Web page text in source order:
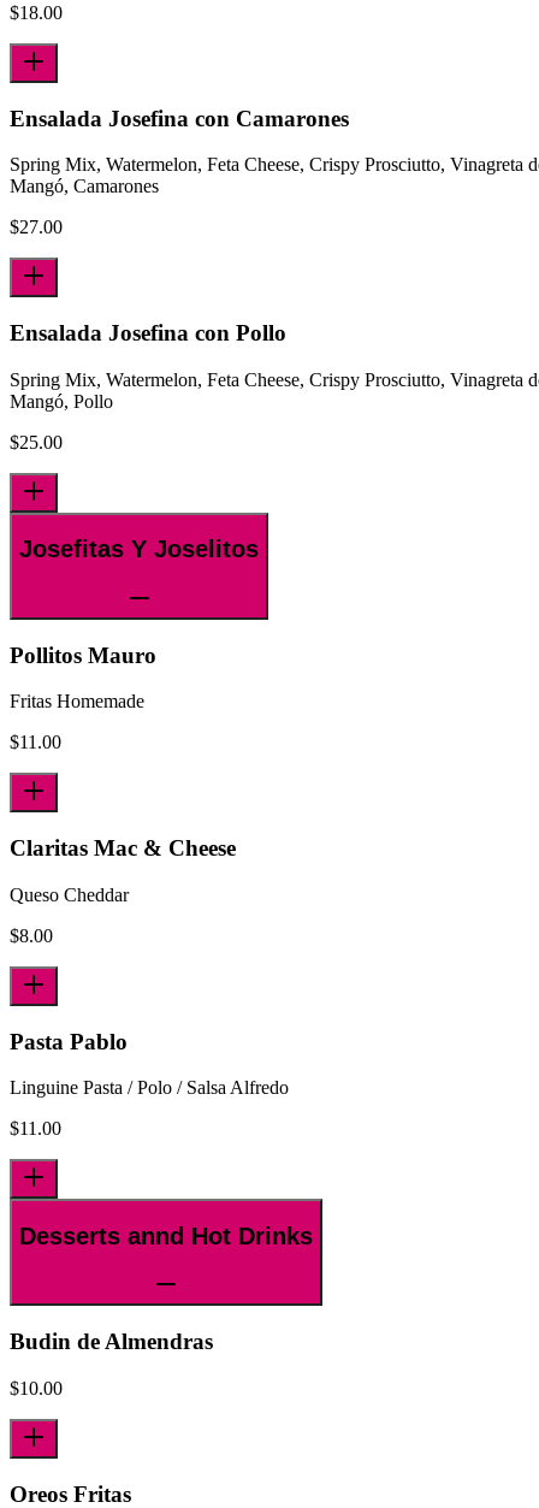
$18.00
Ensalada Josefina con Camarones
Spring Mix, Watermelon, Feta Cheese, Crispy Prosciutto, Vinagreta
Mangó, Camarones
$27.00
Ensalada Josefina con Pollo
Spring Mix, Watermelon, Feta Cheese, Crispy Prosciutto, Vinagreta
Mangó, Pollo
$25.00
Josefitas Y Joselitos
Pollitos Mauro
Fritas Homemade
$11.00
Claritas Mac & Cheese
Queso Cheddar
$8.00
Pasta Pablo
Linguine Pasta / Polo / Salsa Alfredo
$11.00
Desserts annd Hot Drinks
Budin de Almendras
$10.00
Oreos Fritas